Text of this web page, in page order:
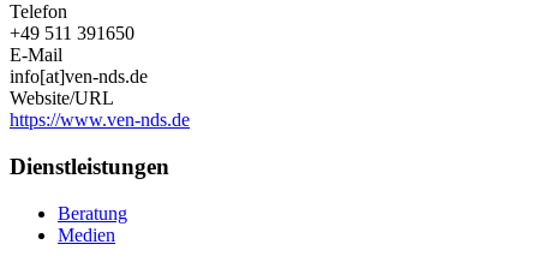
Telefon
+49 511 391650
E-Mail
info[at]ven-nds.de
Website/URL
https://www.ven-nds.de
Dienstleistungen
Beratung
Medien